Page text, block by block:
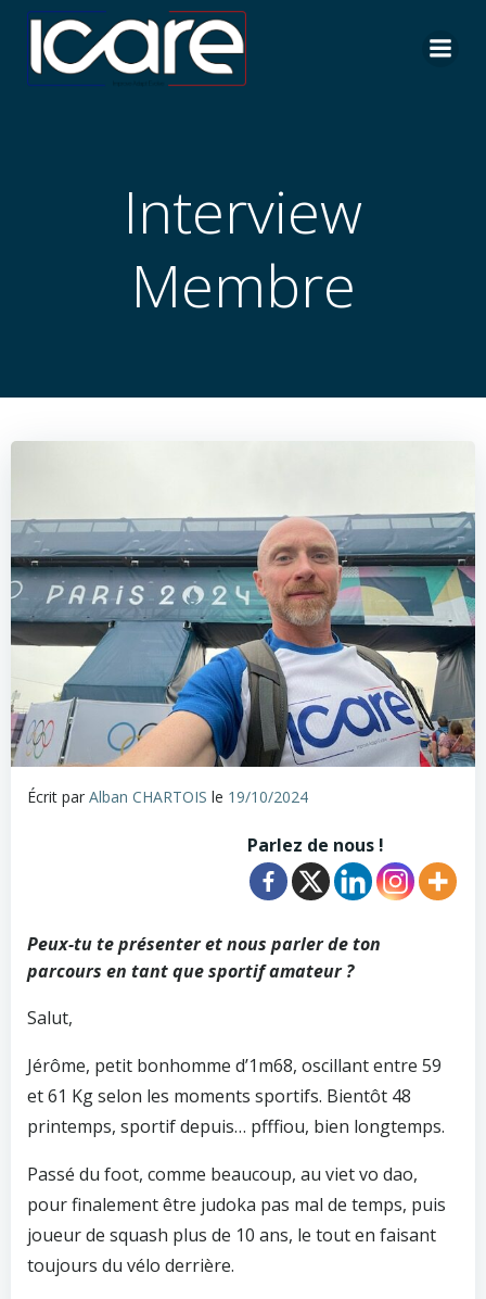
Aller
au
Interview
Membre
Écrit par Alban CHARTOIS le 19/10/2024
Parlez de nous !
Peux-tu te présenter et nous parler de ton
parcours en tant que sportif amateur ?
Salut,
Jérôme, petit bonhomme d’1m68, oscillant entre 59
et 61 Kg selon les moments sportifs. Bientôt 48
printemps, sportif depuis… pfffiou, bien longtemps.
Passé du foot, comme beaucoup, au viet vo dao,
pour finalement être judoka pas mal de temps, puis
joueur de squash plus de 10 ans, le tout en faisant
toujours du vélo derrière.